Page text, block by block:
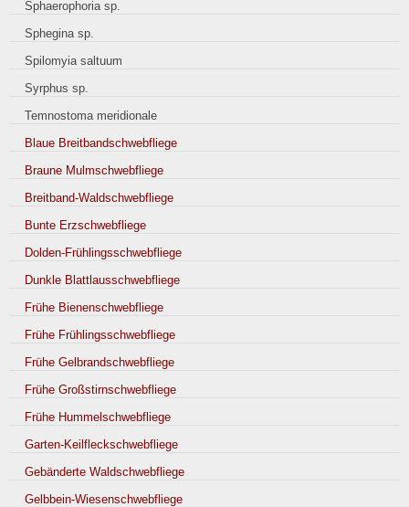
Sphaerophoria sp.
Sphegina sp.
Spilomyia saltuum
Syrphus sp.
Temnostoma meridionale
Blaue Breitbandschwebfliege
Braune Mulmschwebfliege
Breitband-Waldschwebfliege
Bunte Erzschwebfliege
Dolden-Frühlingsschwebfliege
Dunkle Blattlausschwebfliege
Frühe Bienenschwebfliege
Frühe Frühlingsschwebfliege
Frühe Gelbrandschwebfliege
Frühe Großstirnschwebfliege
Frühe Hummelschwebfliege
Garten-Keilfleckschwebfliege
Gebänderte Waldschwebfliege
Gelbbein-Wiesenschwebfliege